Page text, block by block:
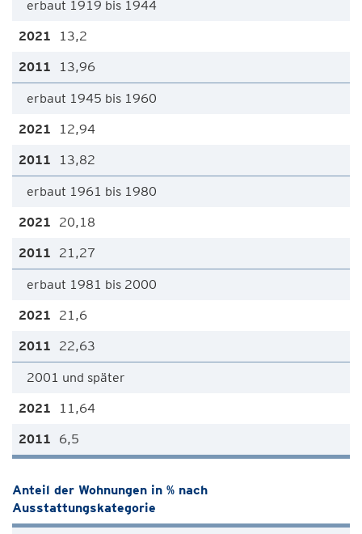
erbaut 1919 bis 1944
13,2
13,96
erbaut 1945 bis 1960
12,94
13,82
erbaut 1961 bis 1980
20,18
21,27
erbaut 1981 bis 2000
21,6
22,63
2001 und später
11,64
6,5
Anteil der Wohnungen in % nach
Ausstattungskategorie